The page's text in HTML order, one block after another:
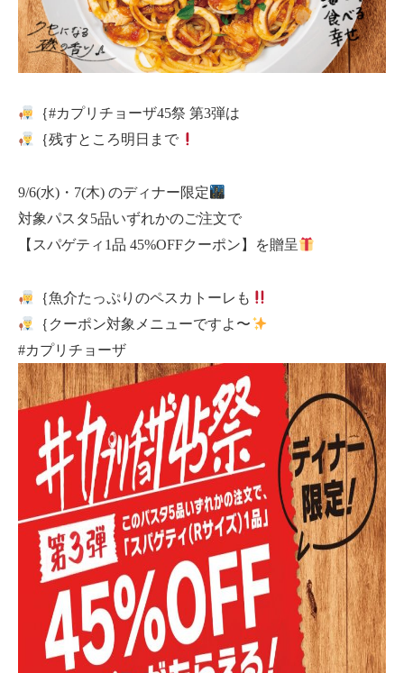
｛#カプリチョーザ45祭 第3弾は
｛残すところ明日まで
9/6(水)・7(木) のディナー限定
対象パスタ5品いずれかのご注文で
【スパゲティ1品 45%OFFクーポン】を贈呈
｛魚介たっぷりのペスカトーレも
｛クーポン対象メニューですよ〜
#カプリチョーザ